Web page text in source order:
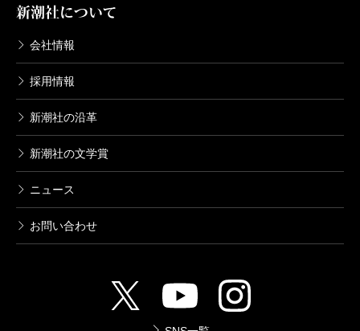
新潮社について
会社情報
採用情報
新潮社の沿革
新潮社の文学賞
ニュース
お問い合わせ